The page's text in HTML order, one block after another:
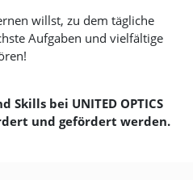
willst, zu dem tägliche
Aufgaben und vielfältige
Skills bei UNITED OPTICS
und gefördert werden.